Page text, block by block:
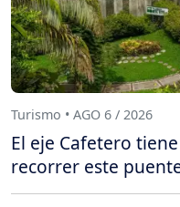
Turismo • AGO 6 / 2026
El eje Cafetero
recorrer este